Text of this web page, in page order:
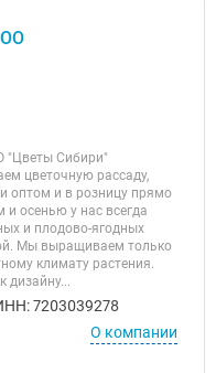
"Цветы Сибири"
цветочную рассаду,
оптом и в розницу прямо
и осенью у нас всегда
и плодово-ягодных
Мы выращиваем только
климату растения.
дизайну...
7203039278
О компании